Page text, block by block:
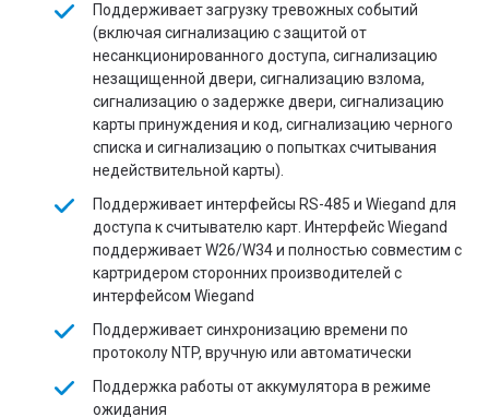
Поддерживает загрузку тревожных событий
(включая сигнализацию с защитой от
несанкционированного доступа, сигнализацию
незащищенной двери, сигнализацию взлома,
сигнализацию о задержке двери, сигнализацию
карты принуждения и код, сигнализацию черного
списка и сигнализацию о попытках считывания
недействительной карты).
Поддерживает интерфейсы RS-485 и Wiegand для
доступа к считывателю карт. Интерфейс Wiegand
поддерживает W26/W34 и полностью совместим с
картридером сторонних производителей с
интерфейсом Wiegand
Поддерживает синхронизацию времени по
протоколу NTP, вручную или автоматически
Поддержка работы от аккумулятора в режиме
ожидания